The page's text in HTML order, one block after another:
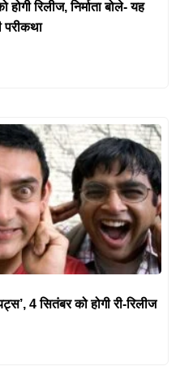
रिलीज, निर्माता बोले- यह
परीकथा
4 सितंबर को होगी री-रिलीज